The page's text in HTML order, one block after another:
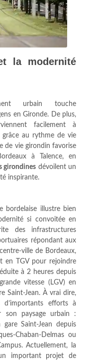
la modernité
urbain touche
en Gironde. De plus,
facilement à
grâce au rythme de vie
de vie girondin favorise
à Talence, en
girondines dévoilent un
inspirante.
bordelaise illustre bien
si convoitée en
des infrastructures
répondant aux
ville de Bordeaux,
en TGV pour rejoindre
à 2 heures depuis
vitesse (LGV) en
Saint-Jean. À vrai dire,
efforts à
son paysage urbain :
Saint-Jean depuis
Chaban-Delmas ou
Actuellement, la
important projet de